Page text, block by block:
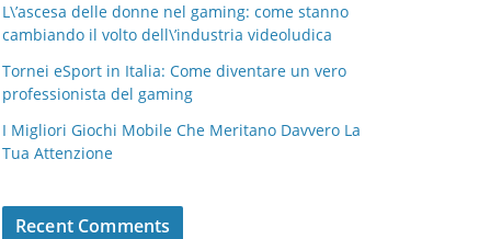
L\’ascesa delle donne nel gaming: come stanno
cambiando il volto dell\’industria videoludica
Tornei eSport in Italia: Come diventare un vero
professionista del gaming
I Migliori Giochi Mobile Che Meritano Davvero La
Tua Attenzione
Recent Comments